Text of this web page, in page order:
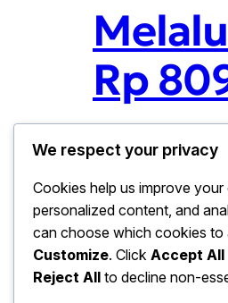
Rp
Januari 13, 2026809
Melalui Surat
tajam publik
Melalui surat
We respect your privacy
Cookies help us improve
personalized content, and
can choose which cookies to
Customize. Click Accept All
Reject All to decline non-